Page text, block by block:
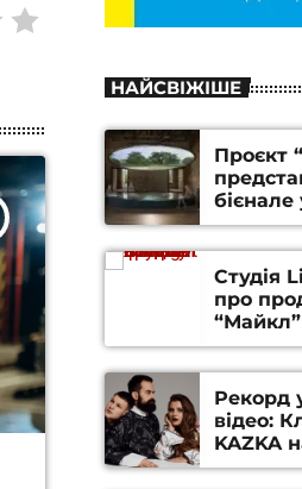
НАЙСВІЖІШЕ
Проєкт
бієнале
Студія
про
“Майкл”
Рекорд
відео:
KAZKA